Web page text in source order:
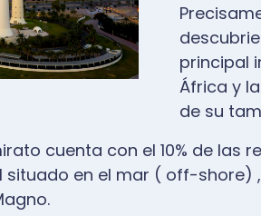
principal
África y
de su
cuenta con el 10% de las
en el mar ( off-shore)